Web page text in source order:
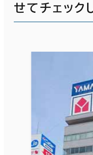
せてチェック